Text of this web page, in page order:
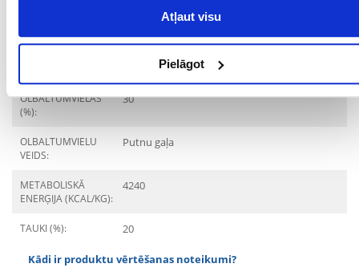
Atļaut visu
Pielāgot
12 mēnešu
OLBALTUMVIELAS
(%):
30
OLBALTUMVIELU
VEIDS:
Putnu gaļa
METABOLISKĀ
ENERĢIJA (KCAL/KG):
4240
TAUKI (%): 20
Kādi ir produktu vērtēšanas noteikumi?